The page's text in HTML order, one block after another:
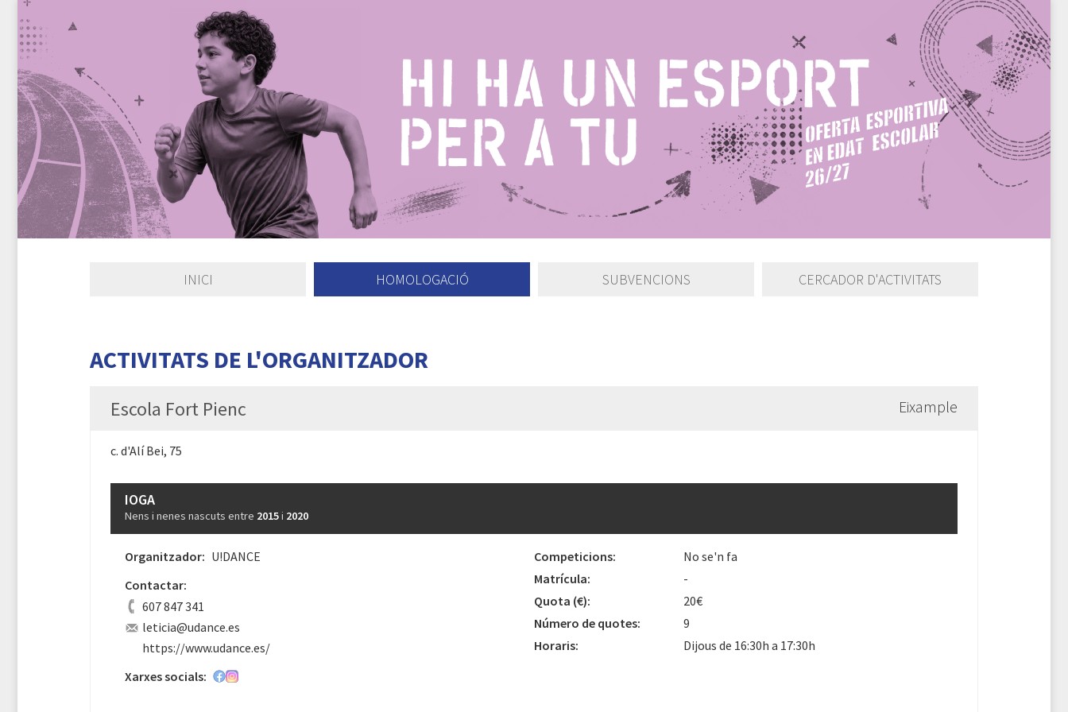
INICI HOMOLOGACIÓ SUBVENCIONS CERCADOR D'ACTIVITATS
ACTIVITATS DE L'ORGANITZADOR
Escola Fort Pienc Eixample
c. d'Alí Bei, 75
IOGA
Nens i nenes nascuts entre 2015i 2020
Organitzador: U!DANCE
Contactar:
607 847 341
leticia@udance.es
https://www.udance.es/
Xarxes socials:
Competicions:
No se'n fa
Matrícula:
-
Quota (€):
20€
Número de quotes:
9
Horaris:
Dijous de 16:30h a 17:30h